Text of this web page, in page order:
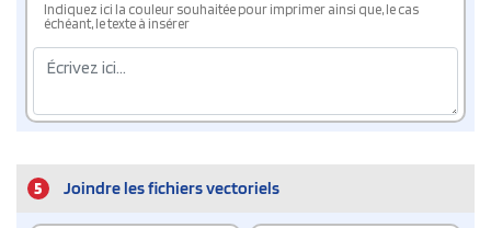
Indiquez ici la couleur souhaitée pour imprimer ainsi que, le cas
échéant, le texte à insérer
5 Joindre les fichiers vectoriels